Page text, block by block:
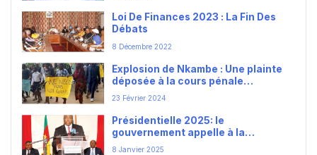
Loi De Finances 2023 : La Fin Des
Débats
8 Décembre 2022
Explosion de Nkambe : Une plainte
déposée à la cours pénale
internationale
23 Février 2024
Présidentielle 2025: le
gouvernement appelle à la
pondération
8 Janvier 2025